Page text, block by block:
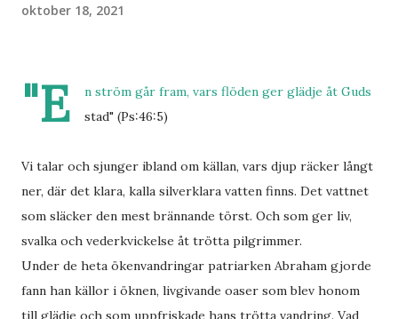
oktober 18, 2021
"E
n ström går fram, vars flöden ger glädje åt Guds
stad" (Ps:46:5)
Vi talar och sjunger ibland om källan, vars djup räcker långt
ner, där det klara, kalla silverklara vatten finns. Det vattnet
som släcker den mest brännande törst. Och som ger liv,
svalka och vederkvickelse åt trötta pilgrimmer.
Under de heta ökenvandringar patriarken Abraham gjorde
fann han källor i öknen, livgivande oaser som blev honom
till glädje och som uppfriskade hans trötta vandring. Vad